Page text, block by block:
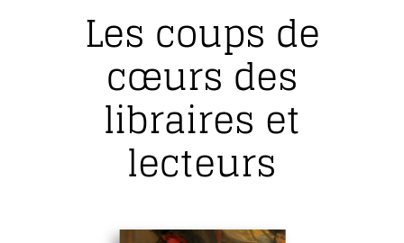
Les coups de
cœurs des
libraires et
lecteurs